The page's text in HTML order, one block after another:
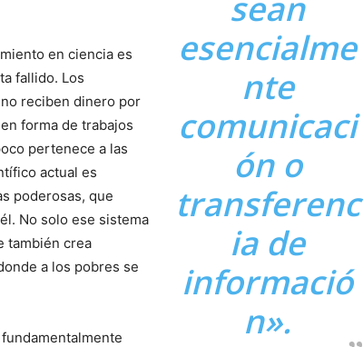
esencialme
nte
comunicaci
ón o
transferenc
ia de
informació
n».
en ciencia es
fallido. Los
reciben dinero por
forma de trabajos
pertenece a las
actual es
poderosas, que
No solo ese sistema
también crea
a los pobres se